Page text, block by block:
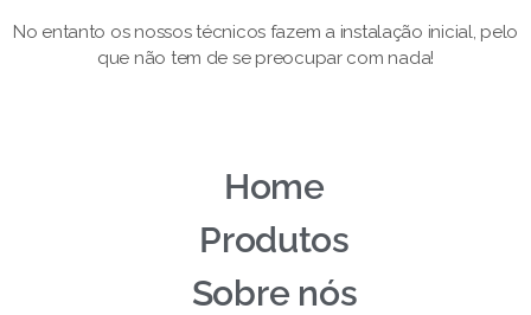
No entanto os nossos técnicos fazem a instalação inicial, pelo
que não tem de se preocupar com nada!
Home
Produtos
Sobre nós